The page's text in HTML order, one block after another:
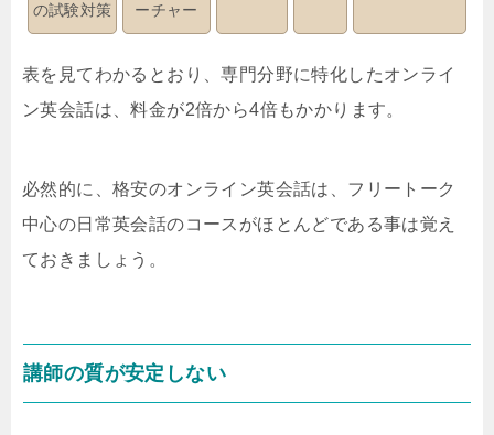
の試験対策 ーチャー
表を見てわかるとおり、専門分野に特化したオンライ
ン英会話は、料金が2倍から4倍もかかります。
必然的に、格安のオンライン英会話は、フリートーク
中心の日常英会話のコースがほとんどである事は覚え
ておきましょう。
講師の質が安定しない